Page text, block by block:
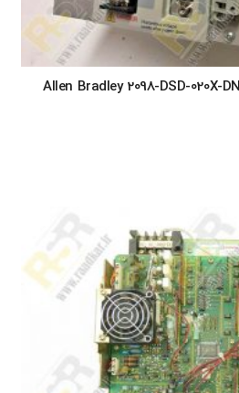
Allen Bradley 2098-DSD-020X-